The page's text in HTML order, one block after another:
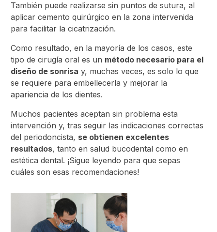
También puede realizarse sin puntos de sutura, al
aplicar cemento quirúrgico en la zona intervenida
para facilitar la cicatrización.
Como resultado, en la mayoría de los casos, este
tipo de cirugía oral es un método necesario para el
diseño de sonrisa y, muchas veces, es solo lo que
se requiere para embellecerla y mejorar la
apariencia de los dientes.
Muchos pacientes aceptan sin problema esta
intervención y, tras seguir las indicaciones correctas
del periodoncista, se obtienen excelentes
resultados, tanto en salud bucodental como en
estética dental. ¡Sigue leyendo para que sepas
cuáles son esas recomendaciones!